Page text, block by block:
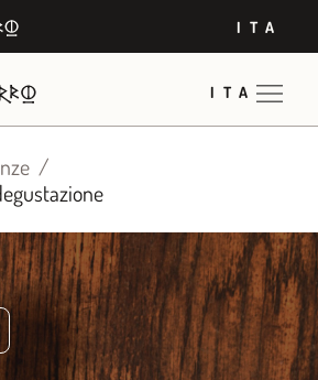
ITA
ITA